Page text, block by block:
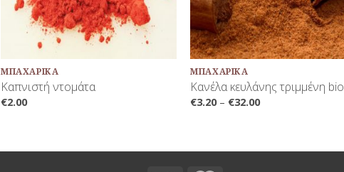
ΜΠΑΧΑΡΙΚΆ
Καπνιστή ντομάτα
€2.00
+
ΜΠΑΧΑΡΙΚΆ
Κανέλα κευλάνης τριμμένη bio
€3.20– €32.00